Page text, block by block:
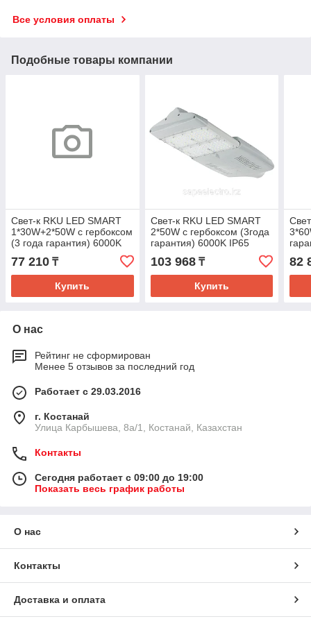
Все условия оплаты
Подобные товары компании
Свет-к RKU LED SMART
1*30W+2*50W с гербоксом
(3 года гарантия) 6000K
77 210 ₸
Купить
Свет-к RKU LED SMART
2*50W с гербоксом (3года
гарантия) 6000K IP65
103 968₸
Купить
82
О нас
Рейтинг не сформирован
Менее 5 отзывов за последний год
Работает с 29.03.2016
г. Костанай
Улица Карбышева, 8а/1, Костанай, Казахстан
Контакты
Сегодня работает с 09:00 до 19:00
Показать весь график работы
О нас
Контакты
Доставка и оплата